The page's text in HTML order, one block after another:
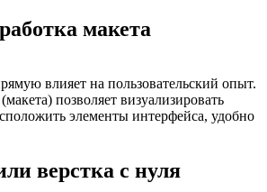
макета
влияет на пользовательский опыт.
позволяет визуализировать
элементы интерфейса, удобно
верстка с нуля